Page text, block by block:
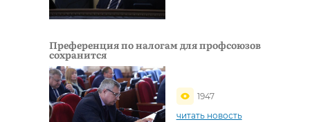
Преференция по налогам для профсоюзов
сохранится
1947
читать новость